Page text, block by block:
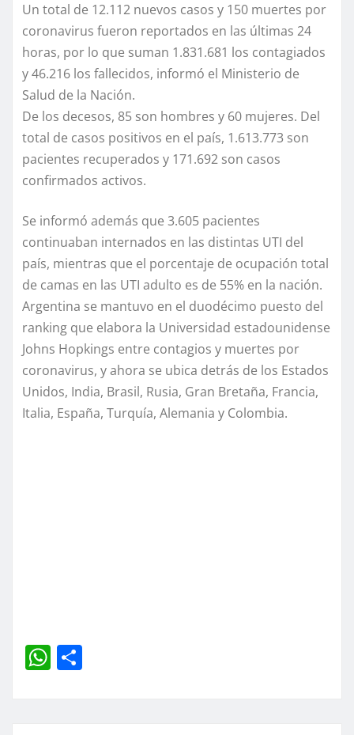
Un total de 12.112 nuevos casos y 150 muertes por
coronavirus fueron reportados en las últimas 24
horas, por lo que suman 1.831.681 los contagiados
y 46.216 los fallecidos, informó el Ministerio de
Salud de la Nación.
De los decesos, 85 son hombres y 60 mujeres. Del
total de casos positivos en el país, 1.613.773 son
pacientes recuperados y 171.692 son casos
confirmados activos.
Se informó además que 3.605 pacientes
continuaban internados en las distintas UTI del
país, mientras que el porcentaje de ocupación total
de camas en las UTI adulto es de 55% en la nación.
Argentina se mantuvo en el duodécimo puesto del
ranking que elabora la Universidad estadounidense
Johns Hopkings entre contagios y muertes por
coronavirus, y ahora se ubica detrás de los Estados
Unidos, India, Brasil, Rusia, Gran Bretaña, Francia,
Italia, España, Turquía, Alemania y Colombia.
W